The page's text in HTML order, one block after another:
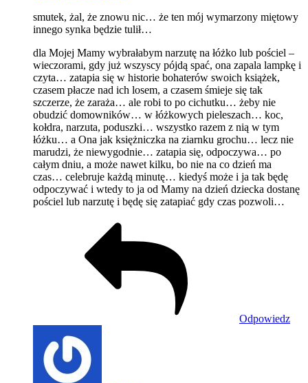
smutek, żal, że znowu nic… że ten mój wymarzony miętowy
innego synka będzie tulił…
dla Mojej Mamy wybrałabym narzutę na łóżko lub pościel –
wieczorami, gdy już wszyscy pójdą spać, ona zapala lampkę i
czyta… zatapia się w historie bohaterów swoich książek,
czasem płacze nad ich losem, a czasem śmieje się tak
szczerze, że zaraża… ale robi to po cichutku… żeby nie
obudzić domowników… w łóżkowych pieleszach… koc,
kołdra, narzuta, poduszki… wszystko razem z nią w tym
łóżku… a Ona jak księżniczka na ziarnku grochu… lecz nie
marudzi, że niewygodnie… zatapia się, odpoczywa… po
całym dniu, a może nawet kilku, bo nie na co dzień ma
czas… celebruje każdą minutę… kiedyś może i ja tak będę
odpoczywać i wtedy to ja od Mamy na dzień dziecka dostanę
pościel lub narzutę i będę się zatapiać gdy czas pozwoli…
Odpowiedz